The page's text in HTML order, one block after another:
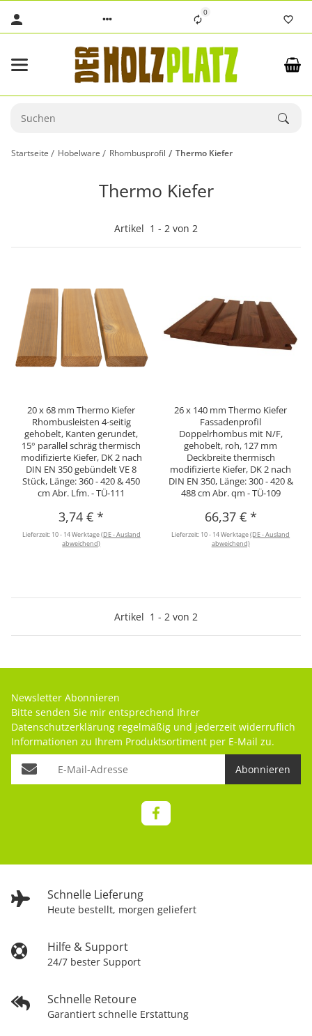
0
Startseite Hobelware Rhombusprofil Thermo Kiefer
Thermo Kiefer
Artikel 1 - 2 von 2
20 x 68 mm Thermo Kiefer
Rhombusleisten 4-seitig
gehobelt, Kanten gerundet,
15° parallel schräg thermisch
modifizierte Kiefer, DK 2 nach
DIN EN 350 gebündelt VE 8
Stück, Länge: 360 - 420 & 450
cm Abr. Lfm. - TÜ-111
3,74 €*
Lieferzeit: 10 - 14 Werktage(DE - Ausland
abweichend)
26 x 140 mm Thermo Kiefer
Fassadenprofil
Doppelrhombus mit N/F,
gehobelt, roh, 127 mm
Deckbreite thermisch
modifizierte Kiefer, DK 2 nach
DIN EN 350, Länge: 300 - 420 &
488 cm Abr. qm - TÜ-109
66,37 € *
Lieferzeit: 10 - 14 Werktage(DE - Ausland
abweichend)
Artikel 1 - 2 von 2
Schnelle Lieferung
Heute bestellt, morgen geliefert
Hilfe & Support
24/7 bester Support
Schnelle Retoure
Garantiert schnelle Erstattung
Newsletter Abonnieren
Bitte senden Sie mir entsprechend Ihrer
Datenschutzerklärung regelmäßig und jederzeit widerruflich
Informationen zu Ihrem Produktsortiment per E-Mail zu.
Abonnieren